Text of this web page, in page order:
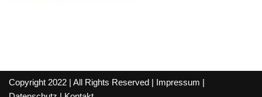
Copyright 2022 | All Rights Reserved | Impressum |